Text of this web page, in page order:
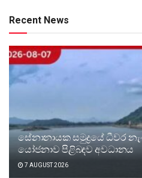
Recent News
සේනානායක සමුද්‍රයේ ධීවර
යෝජනාව පිළිබඳව අවධානය
7 AUGUST 2026